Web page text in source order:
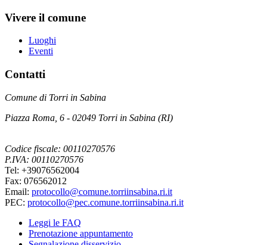
Vivere il comune
Luoghi
Eventi
Contatti
Comune di Torri in Sabina
Piazza Roma, 6 - 02049 Torri in Sabina (RI)
Codice fiscale: 00110270576
P.IVA: 00110270576
Tel: +39076562004
Fax: 076562012
Email: protocollo@comune.torriinsabina.ri.it
PEC: protocollo@pec.comune.torriinsabina.ri.it
Leggi le FAQ
Prenotazione appuntamento